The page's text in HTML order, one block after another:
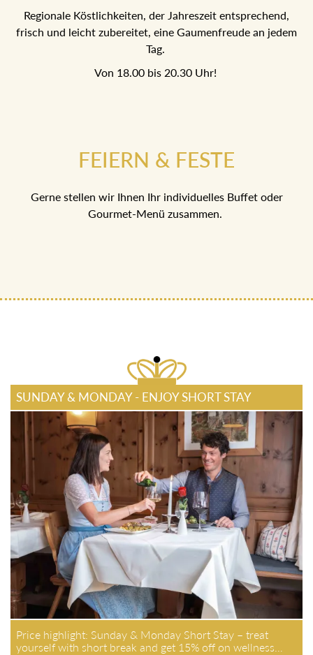
Regionale Köstlichkeiten, der Jahreszeit entsprechend,
frisch und leicht zubereitet, eine Gaumenfreude an jedem
Tag.
Von 18.00 bis 20.30 Uhr!
FEIERN & FESTE
Gerne stellen wir Ihnen Ihr individuelles Buffet oder
Gourmet-Menü zusammen.
SUNDAY & MONDAY - ENJOY SHORT STAY
Price highlight: Sunday & Monday Short Stay – treat
yourself with short break and get 15% off on wellness…